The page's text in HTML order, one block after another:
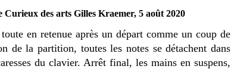
des arts Gilles Kraemer, 5 août 2020
toute en retenue après un départ comme un coup de
de la partition, toutes les notes se détachent dans
du clavier. Arrêt final, les mains en suspens,